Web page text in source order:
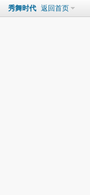
秀舞时代 返回首页